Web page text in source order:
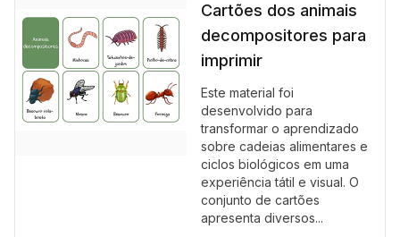
Cartões dos animais
decompositores para
imprimir
Este material foi
desenvolvido para
transformar o aprendizado
sobre cadeias alimentares e
ciclos biológicos em uma
experiência tátil e visual. O
conjunto de cartões
apresenta diversos...